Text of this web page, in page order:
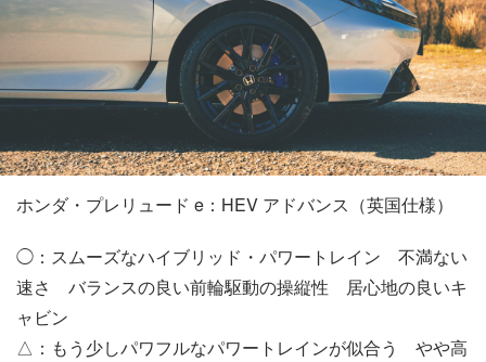
ホンダ・プレリュード e：HEV アドバンス（英国仕様）
◯：スムーズなハイブリッド・パワートレイン 不満ない
速さ バランスの良い前輪駆動の操縦性 居心地の良いキ
ャビン
△：もう少しパワフルなパワートレインが似合う やや高